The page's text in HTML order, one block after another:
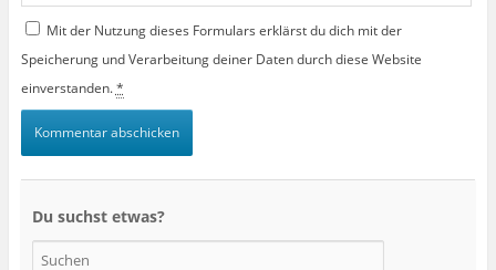
Mit der Nutzung dieses Formulars erklärst du dich mit der
Speicherung und Verarbeitung deiner Daten durch diese Website
einverstanden.*
Du suchst etwas?